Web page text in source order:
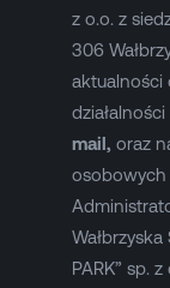
z o.o. z
306
aktualności
mail, oraz
osobowych
PARK” sp.